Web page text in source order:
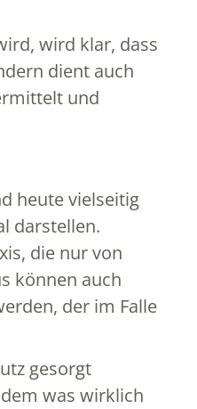
wird klar, dass
dient auch
und
heute vielseitig
darstellen.
die nur von
können auch
der im Falle
gesorgt
was wirklich